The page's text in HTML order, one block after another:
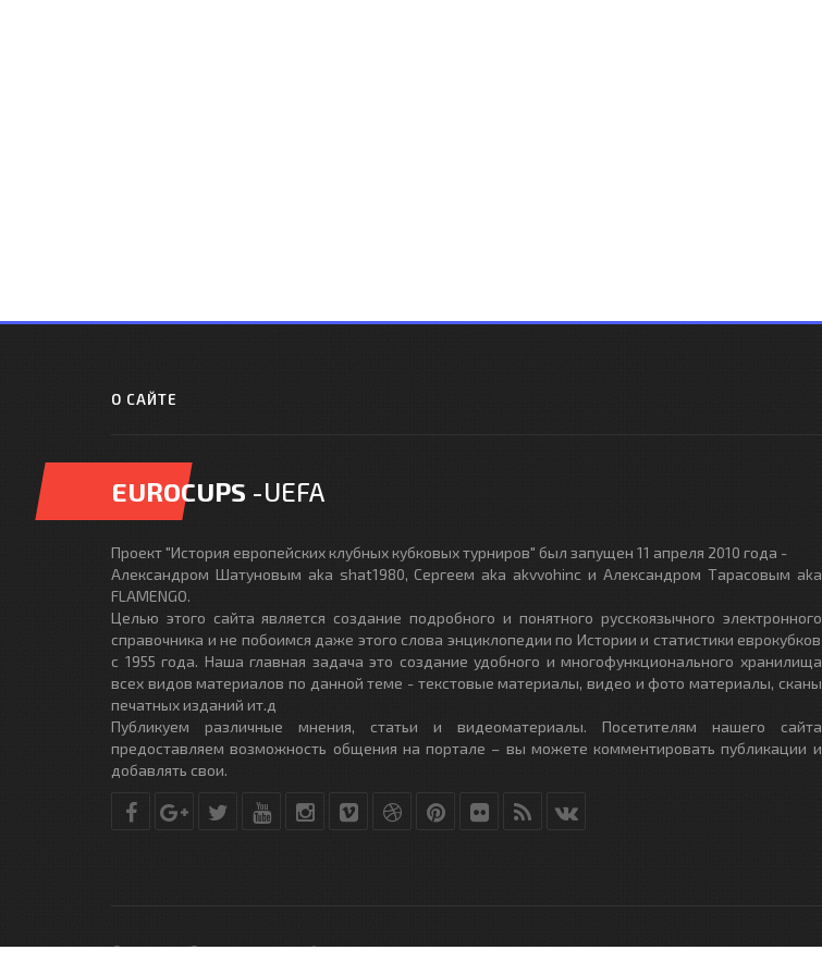
О САЙТЕ
EUROCUPS -UEFA
Проект "История европейских клубных кубковых турниров" был запущен 11 апреля 2010 года -
Александром Шатуновым aka shat1980, Сергеем aka akvvohinc и Александром Тарасовым aka
FLAMENGO.
Целью этого сайта является создание подробного и понятного русскоязычного электронного
справочника и не побоимся даже этого слова энциклопедии по Истории и статистики еврокубков
с 1955 года. Наша главная задача это создание удобного и многофункционального хранилища
всех видов материалов по данной теме - текстовые материалы, видео и фото материалы, сканы
печатных изданий ит.д
Публикуем различные мнения, статьи и видеоматериалы. Посетителям нашего сайта
предоставляем возможность общения на портале – вы можете комментировать публикации и
добавлять свои.
© Copyright © 2010-2017. Разработано студиейDLE-THEME.RU- All Rights Reserved.